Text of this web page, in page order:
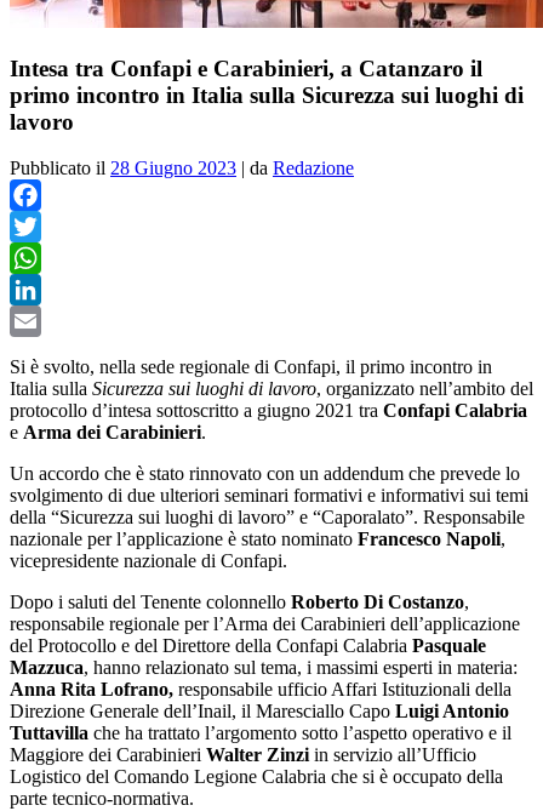
Intesa tra Confapi e Carabinieri, a Catanzaro il
primo incontro in Italia sulla Sicurezza sui luoghi di
lavoro
Pubblicato il 28 Giugno 2023 | da Redazione
Facebook
Twitter
WhatsApp
LinkedIn
Si è svolto, nella sede regionale di Confapi, il primo incontro in
Italia sulla Sicurezza sui luoghi di lavoro, organizzato nell’ambito del
protocollo d’intesa sottoscritto a giugno 2021 tra Confapi Calabria
e Arma dei Carabinieri.
Un accordo che è stato rinnovato con un addendum che prevede lo
svolgimento di due ulteriori seminari formativi e informativi sui temi
della “Sicurezza sui luoghi di lavoro” e “Caporalato”. Responsabile
nazionale per l’applicazione è stato nominato Francesco Napoli,
vicepresidente nazionale di Confapi.
Dopo i saluti del Tenente colonnello Roberto Di Costanzo,
responsabile regionale per l’Arma dei Carabinieri dell’applicazione
del Protocollo e del Direttore della Confapi Calabria Pasquale
Mazzuca, hanno relazionato sul tema, i massimi esperti in materia:
Anna Rita Lofrano, responsabile ufficio Affari Istituzionali della
Direzione Generale dell’Inail, il Maresciallo Capo Luigi Antonio
Tuttavilla che ha trattato l’argomento sotto l’aspetto operativo e il
Maggiore dei Carabinieri Walter Zinziin servizio all’Ufficio
Logistico del Comando Legione Calabria che si è occupato della
parte tecnico-normativa.